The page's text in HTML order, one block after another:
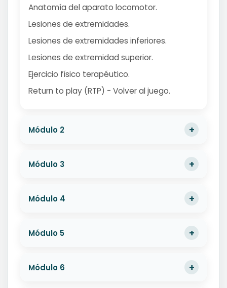
Anatomía del aparato locomotor.
Lesiones de extremidades.
Lesiones de extremidades inferiores.
Lesiones de extremidad superior.
Ejercicio físico terapéutico.
Return to play (RTP) - Volver al juego.
Módulo 2
Módulo 3
Módulo 4
Módulo 5
Módulo 6